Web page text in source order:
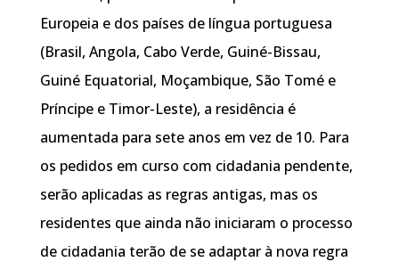
Europeia e dos países de língua portuguesa
(Brasil, Angola, Cabo Verde, Guiné-Bissau,
Guiné Equatorial, Moçambique, São Tomé e
Príncipe e Timor-Leste), a residência é
aumentada para sete anos em vez de 10. Para
os pedidos em curso com cidadania pendente,
serão aplicadas as regras antigas, mas os
residentes que ainda não iniciaram o processo
de cidadania terão de se adaptar à nova regra